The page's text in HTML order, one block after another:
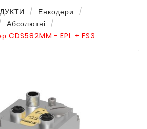
Енкодери
Абсолютні
CDS582MM - EPL + FS3